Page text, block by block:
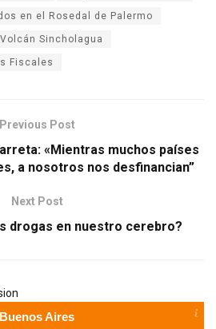
en el Rosedal de Palermo
Volcán Sincholagua
Fiscales
Previous Post
«Mientras muchos países
a nosotros nos desfinancian”
Next Post
drogas en nuestro cerebro?
Buenos Aires